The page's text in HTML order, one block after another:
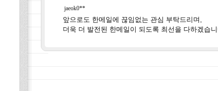
jaeok0**
앞으로도 한메일에 끊임없는 관심 부탁드리며,
더욱 더 발전된 한메일이 되도록 최선을 다하겠습